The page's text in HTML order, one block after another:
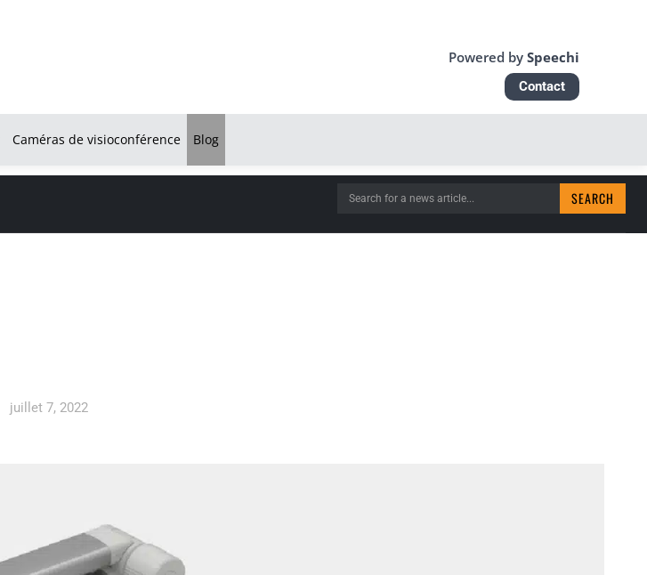
Powered by Speechi
Contact
Caméras de visioconférence Blog
Search for a news article... SEARCH
juillet 7, 2022